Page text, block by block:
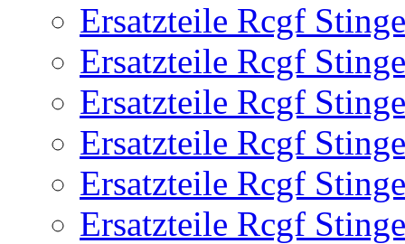
Ersatzteile Rcgf
Ersatzteile Rcgf
Ersatzteile Rcgf
Ersatzteile Rcgf
Ersatzteile Rcgf
Ersatzteile Rcgf